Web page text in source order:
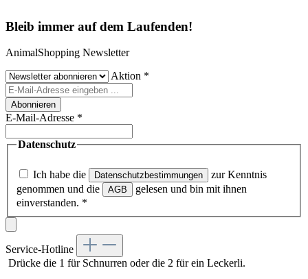
Bleib immer auf dem Laufenden!
AnimalShopping Newsletter
Aktion *
Abonnieren
E-Mail-Adresse *
Datenschutz
Ich habe die Datenschutzbestimmungen
zur Kenntnis
genommen und die
AGB
gelesen und bin mit ihnen
einverstanden. *
Service-Hotline
Drücke die 1 für Schnurren oder die 2 für ein Leckerli.